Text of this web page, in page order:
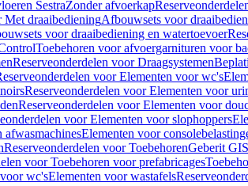
SestraZonder afvoerkap
Met draaibedieningAfbouwsets voor
voor draaibediening en watertoevoer
Toebehoren voor afvoergarnituren voor
Reserveonderdelen voor Draagsystemen
voor Elementen voor wc's
Reserveonderdelen voor Elementen voor
Reserveonderdelen voor Elementen voor
voor Elementen voor slophoppers
afwasmachinesElementen voor
Reserveonderdelen voor ToebehorenGeberit GIS
voor Toebehoren voor prefabricages
wc'sElementen voor wastafels